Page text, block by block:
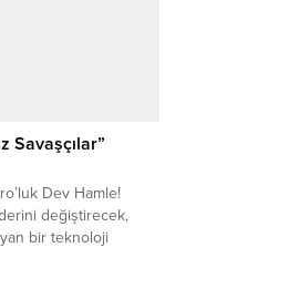
Savaşçılar”
Dev Hamle!
değiştirecek,
bir teknoloji
dev yangınlara
Belediyesi, itfaiye